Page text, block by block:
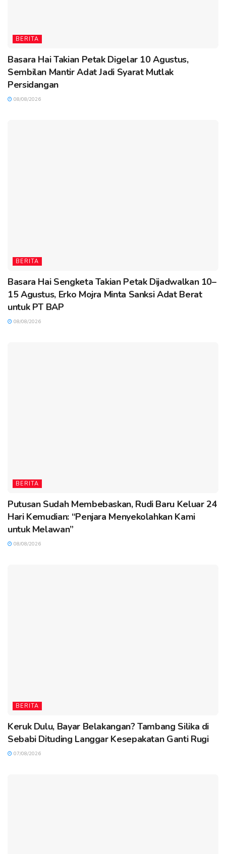
BERITA
Basara Hai Takian Petak Digelar 10 Agustus,
Sembilan Mantir Adat Jadi Syarat Mutlak
Persidangan
08/08/2026
BERITA
Basara Hai Sengketa Takian Petak Dijadwalkan 10–
15 Agustus, Erko Mojra Minta Sanksi Adat Berat
untuk PT BAP
08/08/2026
BERITA
Putusan Sudah Membebaskan, Rudi Baru Keluar 24
Hari Kemudian: “Penjara Menyekolahkan Kami
untuk Melawan”
08/08/2026
BERITA
Keruk Dulu, Bayar Belakangan? Tambang Silika di
Sebabi Dituding Langgar Kesepakatan Ganti Rugi
07/08/2026